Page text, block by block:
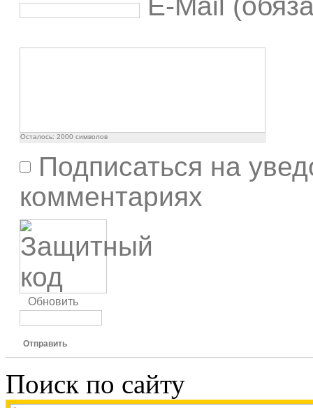
E-Mail
Осталось: 2000 символов
Подписаться на
комментариях
Обновить
Отправить
Поиск по сайту